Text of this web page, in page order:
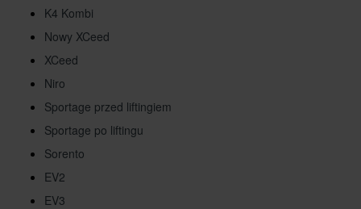
K4 Kombi
Nowy XCeed
XCeed
Niro
Sportage przed liftingiem
Sportage po liftingu
Sorento
EV2
EV3